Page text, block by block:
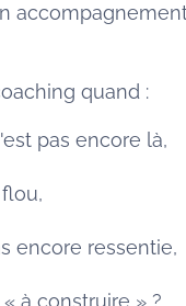
quand :
pas encore là,
encore ressentie,
à construire » ?